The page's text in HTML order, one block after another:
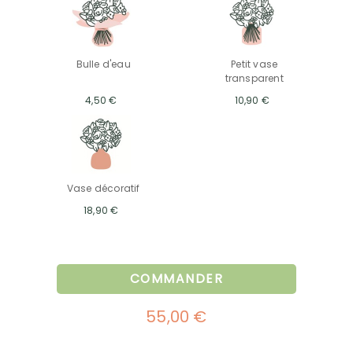
Bulle d'eau
4,50 €
Petit vase
transparent
10,90 €
Vase décoratif
18,90 €
COMMANDER
55,00 €